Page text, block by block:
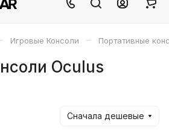
Игровые Консоли – Портативные
Oculus
Сначала дешевые